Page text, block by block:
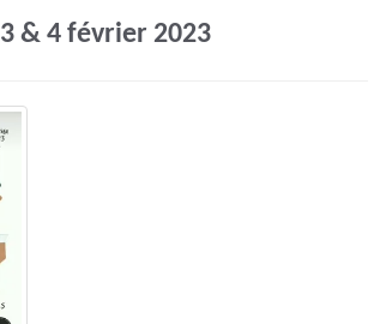
3 & 4 février 2023